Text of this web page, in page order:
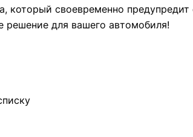
который своевременно
решение для вашего автомобиля!